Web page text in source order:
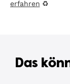
erfahren ♻
Das